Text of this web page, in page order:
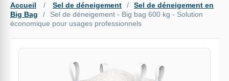
Accueil / Sel de déneigement /
Sel de déneigement en
Big Bag
/
Sel de déneigement - Big bag 600 kg - Solution
économique pour usages professionnels